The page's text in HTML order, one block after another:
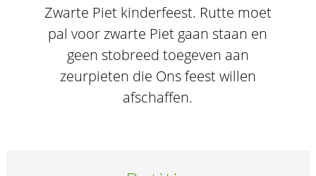
Zwarte Piet kinderfeest. Rutte moet
pal voor zwarte Piet gaan staan en
geen stobreed toegeven aan
zeurpieten die Ons feest willen
afschaffen.